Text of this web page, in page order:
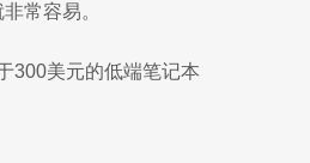
常容易。
300美元的低端笔记本